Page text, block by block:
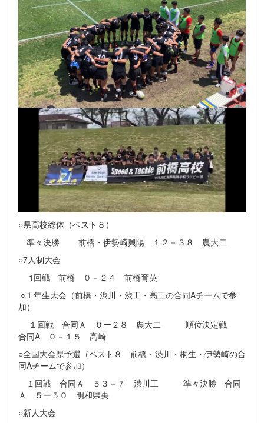
○県高校総体（ベスト８）
準々決勝 前橋・伊勢崎興陽 １２－３８ 農大二
○7人制大会
1回戦 前橋 ０－２４ 前橋育英
○１年生大会（前橋・渋川・渋工・高工の合同Aチームで参
加）
１回戦 合同Ａ ０ー２８ 農大二 順位決定戦
合同A ０－１５ 高崎
○全国大会県予選（ベスト８ 前橋・渋川・桐生・伊勢崎の合
同Aチームで参加）
１回戦 合同Ａ ５３－７ 渋川工 準々決勝 合同
Ａ ５ー５０ 明和県央
○新人大会